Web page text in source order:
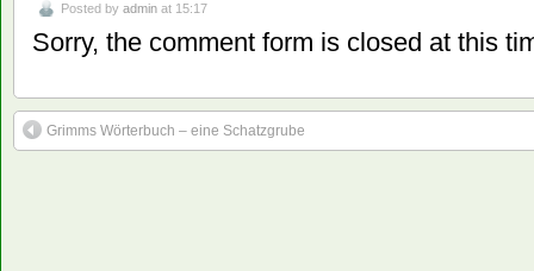
Posted by admin at 15:17
Sorry, the comment form is closed at this
Grimms Wörterbuch – eine Schatzgrube